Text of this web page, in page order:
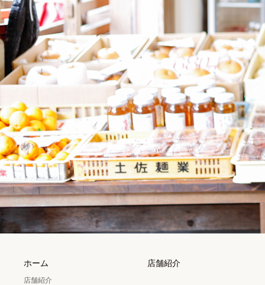
ホーム
店舗紹介
店舗紹介